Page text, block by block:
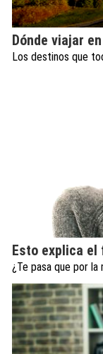
Dónde viajar
Los destinos que
Esto explica el
¿Te pasa que por